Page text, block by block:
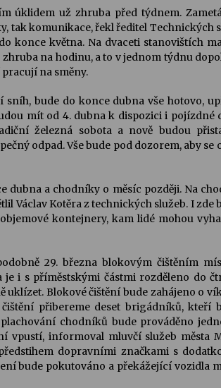
Varhanní recitál Michala Novenka v
Klášteře Želiv
3. 7. 2026
úklidem už zhruba před týdnem.
tak komunikace, řekl ředitel Technických
konce května. Na dvaceti stanovištích
na hodinu, a to v jednom týdnu
na směny.
bude do konce dubna vše hotovo,
mít od 4. dubna k dispozici i pojízdné
železná sobota a nově budou
odpad. Vše bude pod dozorem, aby se
dubna a chodníky o měsíc později. Na
Václav Kotěra z technických služeb. I zde
kontejnery, kam lidé mohou
29. března blokovým čištěním
je i s příměstskými částmi rozděleno do
uklízet. Blokové čištění bude zahájeno o
přibereme deset brigádníků, kteří
chodníků bude prováděno
vpustí, informoval mluvčí služeb města
dopravními značkami s
bude pokutováno a překážející vozidla